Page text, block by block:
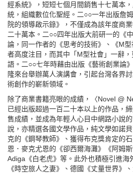
經系統》，短短七個月間銷售十七萬本
統，組織數位化聖經。二○○一年出版詹
院的領導啟示錄》，不僅成為該年度商
二十萬本。二○○四年出版大前研一的《
論，同一作者的《思考的技術》、《M
者高度注目，而其中「M型社會」一辭
語。二○○七年時藉由出版《藝術創業論
隆來台舉辦萬人演講會，引起台灣各界
術創作的嶄新領域。
除了商業書籍亮眼的成績，〈Novel @
已經出版超過一百二十本以上的作品，
售成績，並成為年輕人心目中網路小說
說，亦精選各國文學作品，純文學如諾
克的《鋼琴教師》、獲得布克獎肯定的
恩．麥克尤恩的《卻西爾海灘》《阿姆
Adiga《白老虎》等。此外也積極引進海
《時空旅人之妻》、德國《丈量世界》